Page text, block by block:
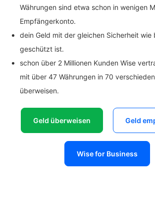
Währungen sind etwa schon in wenigen
Empfängerkonto.
dein Geld mit der gleichen Sicherheit wie
geschützt ist.
schon über 2 Millionen Kunden Wise
mit über 47 Währungen in 70
überweisen.
Geld überweisen Geld
Wise for Business